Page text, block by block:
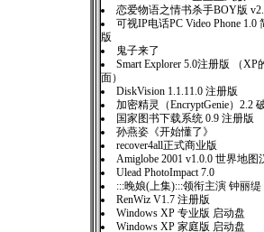
恋爱物语之情书杀手BOY版
可视IP电话PC Video Phone 1.0
版
鬼子来了
Smart Explorer 5.0注册版 （XP
面）
DiskVision 1.1.11.0 注册版
加密精灵（EncryptGenie）2.2
国家图书下载系统 0.9 注册版
孙燕姿《开始懂了》
recover4all正式商业版
Amiglobe 2001 v1.0.0 世界地图
Ulead PhotoImpact 7.0
:::晚娘(上集):::领衔主演 钟丽缇
RenWiz V1.7 注册版
Windows XP 专业版 启动盘
Windows XP 家庭版 启动盘